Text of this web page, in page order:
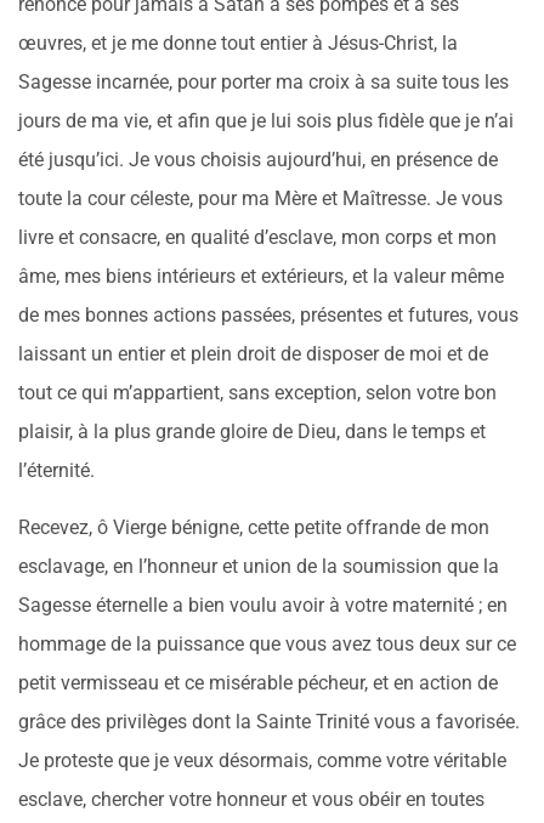
œuvres, et je me donne tout entier à Jésus-Christ, la
Sagesse incarnée, pour porter ma croix à sa suite tous les
jours de ma vie, et afin que je lui sois plus fidèle que je n’ai
été jusqu’ici. Je vous choisis aujourd’hui, en présence de
toute la cour céleste, pour ma Mère et Maîtresse. Je vous
livre et consacre, en qualité d’esclave, mon corps et mon
âme, mes biens intérieurs et extérieurs, et la valeur même
de mes bonnes actions passées, présentes et futures, vous
laissant un entier et plein droit de disposer de moi et de
tout ce qui m’appartient, sans exception, selon votre bon
plaisir, à la plus grande gloire de Dieu, dans le temps et
l’éternité.
Recevez, ô Vierge bénigne, cette petite offrande de mon
esclavage, en l’honneur et union de la soumission que la
Sagesse éternelle a bien voulu avoir à votre maternité ; en
hommage de la puissance que vous avez tous deux sur ce
petit vermisseau et ce misérable pécheur, et en action de
grâce des privilèges dont la Sainte Trinité vous a favorisée.
Je proteste que je veux désormais, comme votre véritable
esclave, chercher votre honneur et vous obéir en toutes